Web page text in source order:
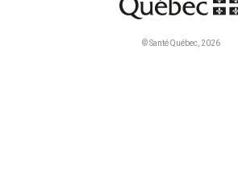
© Santé Québec, 2026